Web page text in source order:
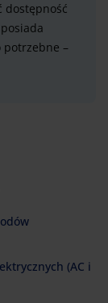
dostępność
potrzebne –
(AC i